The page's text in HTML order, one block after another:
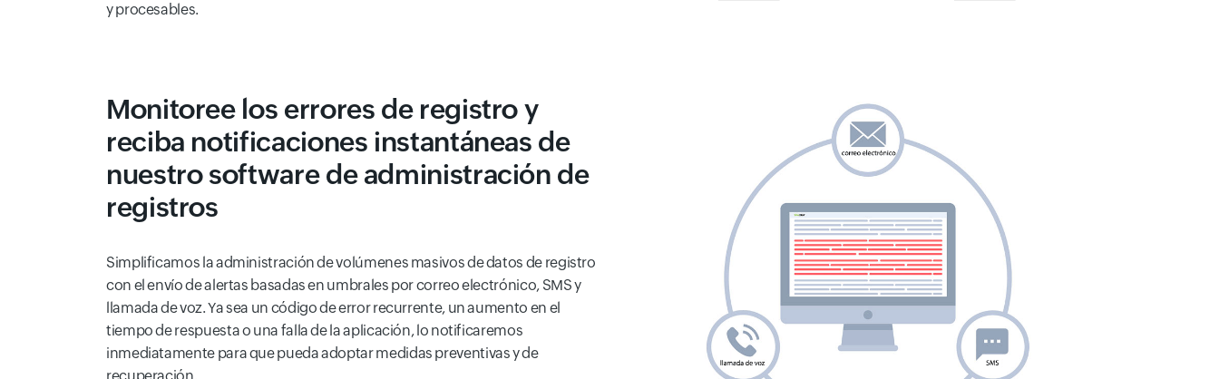
y procesables.
Monitoree los errores de registro y
reciba notificaciones instantáneas de
nuestro software de administración de
registros
Simplificamos la administración de volúmenes masivos de datos de registro
con el envío de alertas basadas en umbrales por correo electrónico, SMS y
llamada de voz. Ya sea un código de error recurrente, un aumento en el
tiempo de respuesta o una falla de la aplicación, lo notificaremos
inmediatamente para que pueda adoptar medidas preventivas y de